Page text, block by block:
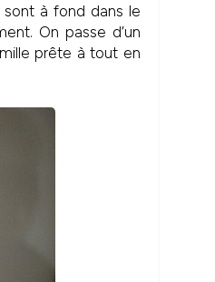
sont à fond dans le
On passe d’un
prête à tout en